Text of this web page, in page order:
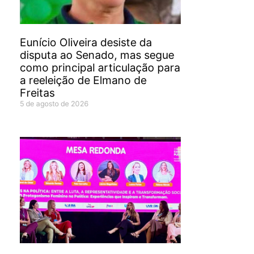
Eunício Oliveira desiste da
disputa ao Senado, mas segue
como principal articulação para
a reeleição de Elmano de
Freitas
5 de agosto de 2026